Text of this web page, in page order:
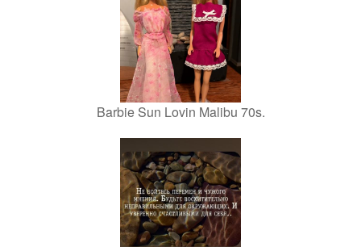
Barbie Sun Lovin Malibu 70s.